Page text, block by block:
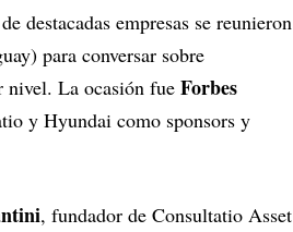
destacadas empresas se reunieron
para conversar sobre
nivel. La ocasión fue Forbes
y Hyundai como sponsors y
, fundador de Consultatio Asset